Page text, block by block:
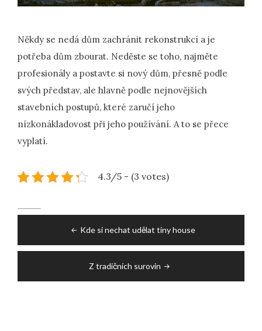
Někdy se nedá dům zachránit rekonstrukcí a je
potřeba dům zbourat. Neděste se toho, najměte
profesionály a postavte si nový dům, přesně podle
svých představ, ale hlavně podle nejnovějších
stavebních postupů, které zaručí jeho
nízkonákladovost při jeho používání. A to se přece
vyplatí.
4.3/5 - (3 votes)
navigationKde si nechat udělat tiny house
Z tradičních surovin